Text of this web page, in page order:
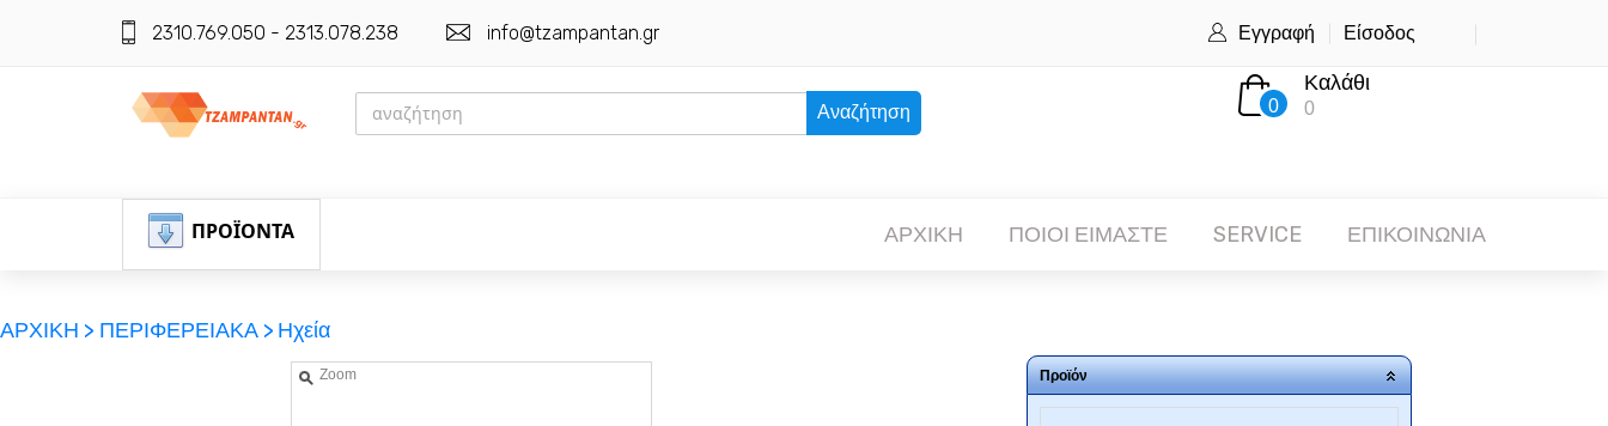
2310.769.050 - 2313.078.238 info@tzampantan.gr Εγγραφή Είσοδος
Αναζήτηση 0
Καλάθι
0
ΠΡΟΪΟΝΤΑ ΑΡΧΙΚΗ ΠΟΙΟΙ ΕΙΜΑΣΤΕ SERVICE ΕΠΙΚΟΙΝΩΝΙΑ
ΑΡΧΙΚΗ > ΠΕΡΙΦΕΡΕΙΑΚΑ > Ηχεία
Zoom Προϊόν